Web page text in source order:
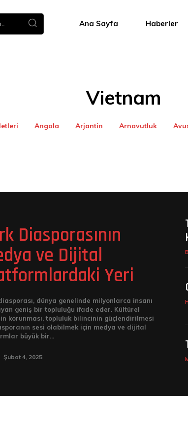
Ana Sayfa Haberler
Vietnam
Angola Arjantin Arnavutluk
Diasporasının
ve Dijital
Yeri
dünya genelinde milyonlarca insanı
geniş bir topluluğu ifade eder. Kültürel
korunması, topluluk bilincinin güçlendirilmesi
sesi olabilmek için medya ve dijital
büyük bir...
Şubat 4, 2025